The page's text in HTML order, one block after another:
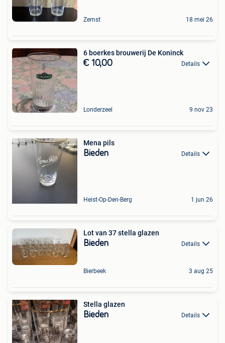
Zemst 18 mei 26
6 boerkes brouwerij De Koninck
€ 10,00 Details
Londerzeel 9 nov 23
Mena pils
Bieden Details
Heist-Op-Den-Berg 1 jun 26
Lot van 37 stella glazen
Bieden Details
Bierbeek 3 aug 25
Stella glazen
Bieden Details